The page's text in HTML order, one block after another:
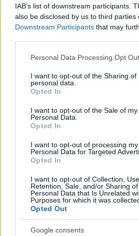
IAB’s list of downstream participants.
also be disclosed by us to third parties
Downstream Participants that may
Please note that this website/app uses
not limited to your visit or usage
grant or deny consent to Google and
use your data for below specified
consent section.
Personal Data Processing Opt
I want to opt-out of the Sharing of
personal data.
Opted In
I want to opt-out of the Sale of my
Personal Data.
Opted In
I want to opt-out of processing my
Personal Data for Targeted
Opted In
I want to opt-out of Collection, Use,
Retention, Sale, and/or Sharing
Personal Data that Is Unrelated
Purposes for which it was
Opted Out
Google consents
Continua a leggere
MONEY NEWS